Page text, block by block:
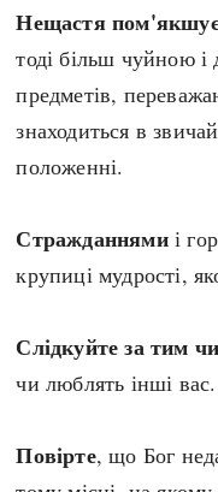
Нещастя
тоді більш чуйною
предметів,
знаходиться в
положенні.
Стражданнямиі
крупиці мудрості,
Слідкуйте за тим
чи люблять інші вас.
Повірте, що Бог